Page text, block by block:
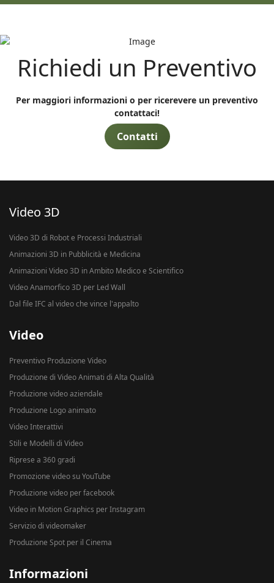
Richiedi un Preventivo
Per maggiori informazioni o per ricerevere un preventivo
contattaci!
Contatti
Video 3D
Video 3D di Robot e Processi Industriali
Animazioni 3D in Pubblicità e Medicina
Animazioni Video 3D in Ambito Medico e Scientifico
Video Anamorfico 3D per Led Wall
Dal file IFC al video che vince l'appalto
Video
Preventivo Produzione Video
Produzione di Video Animati di Alta Qualità
Produzione video aziendale
Produzione Logo animato
Video Interattivi
Stili e Modelli di Video
Riprese a 360 gradi
Promozione video su YouTube
Produzione video per facebook
Video in Motion Graphics per Instagram
Servizio di videomaker
Produzione Spot per il Cinema
Informazioni